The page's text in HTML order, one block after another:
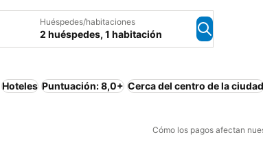
Huéspedes/habitaciones
2 huéspedes, 1 habitación
Hoteles Puntuación: 8,0+ Cerca del centro de la
Cómo los pagos afectan